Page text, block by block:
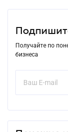
Получайте по
бизнеса